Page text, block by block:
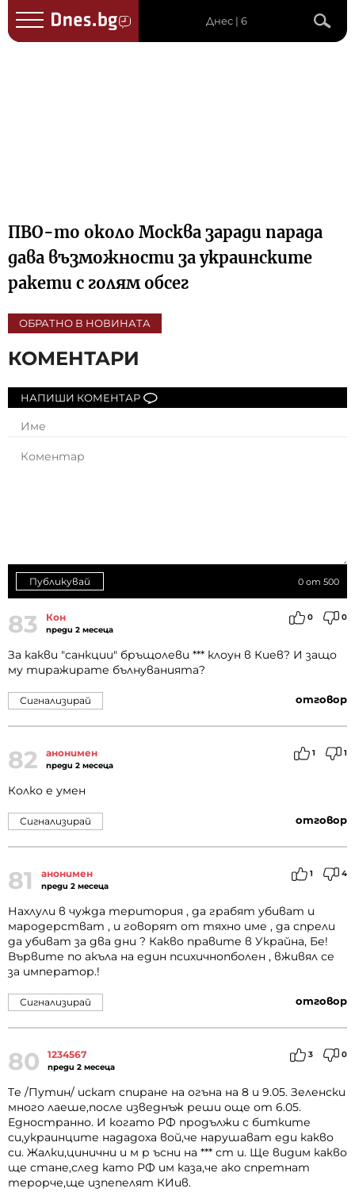
Днес | 6
ПВО-то около Москва заради парада
дава възможности за украинските
ракети с голям обсег
ОБРАТНО В НОВИНАТА
КОМЕНТАРИ
НАПИШИ КОМЕНТАР
0 от 500
Публикувай
83 Кон
преди 2 месеца
0 0
За какви "санкции" бръщолеви *** клоун в Киев? И защо
му тиражирате бълнуванията?
отговор
Сигнализирай
82 анонимен
преди 2 месеца
1 1
Колко е умен
отговор
Сигнализирай
81 анонимен
преди 2 месеца
1 4
Нахлули в чужда територия , да грабят убиват и
мародерстват , и говорят от тяхно име , да спрели
да убиват за два дни ? Какво правите в Украйна, Бе!
Вървите по акъла на един психичнопболен , вживял се
за император.!
отговор
Сигнализирай
80 1234567
преди 2 месеца
3 0
Tе /Путин/ искат спиране на огъна на 8 и 9.05. Зеленски
много лаеше,после изведнъж реши още от 6.05.
Едностранно. И когато РФ продължи с битките
си,украинците нададоха вой,че нарушават еди какво
си. Жалки,цинични и м р ъсни на *** ст и. Ще видим какво
ще стане,след като РФ им каза,че ако спретнат
терорче,ще изпепелят КИив.